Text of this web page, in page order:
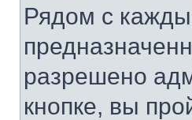
Рядом с
разрешено
кнопке, вы